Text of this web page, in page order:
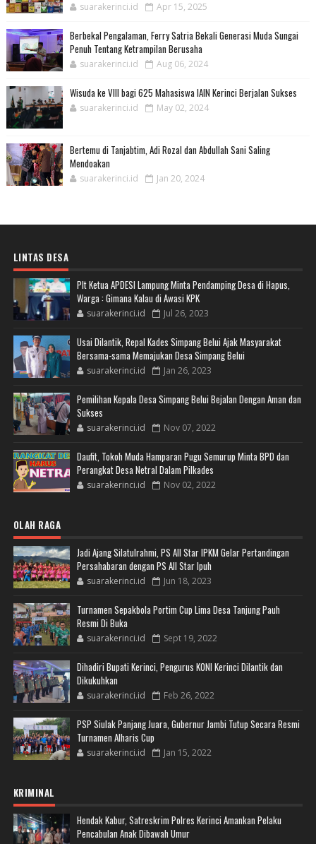
suarakerinci.id Apr 15, 2025
Berbekal Pengalaman, Ferry Satria Bekali Generasi Muda Sungai
Penuh Tentang Ketrampilan Berusaha
suarakerinci.id Aug 06, 2024
Wisuda ke VIII bagi 625 Mahasiswa IAIN Kerinci Berjalan Sukses
suarakerinci.id May 02, 2024
Bertemu di Tanjabtim, Adi Rozal dan Abdullah Sani Saling
Mendoakan
suarakerinci.id Jan 20, 2024
LINTAS DESA
Plt Ketua APDESI Lampung Minta Pendamping Desa di Hapus,
Warga : Gimana Kalau di Awasi KPK
suarakerinci.id Jul 26, 2023
Usai Dilantik, Repal Kades Simpang Belui Ajak Masyarakat
Bersama-sama Memajukan Desa Simpang Belui
suarakerinci.id Jan 26, 2023
Pemilihan Kepala Desa Simpang Belui Bejalan Dengan Aman dan
Sukses
suarakerinci.id Nov 07, 2022
Daufit, Tokoh Muda Hamparan Pugu Semurup Minta BPD dan
Perangkat Desa Netral Dalam Pilkades
suarakerinci.id Nov 02, 2022
OLAH RAGA
Jadi Ajang Silatulrahmi, PS All Star IPKM Gelar Pertandingan
Persahabaran dengan PS All Star Ipuh
suarakerinci.id Jun 18, 2023
Turnamen Sepakbola Portim Cup Lima Desa Tanjung Pauh
Resmi Di Buka
suarakerinci.id Sept 19, 2022
Dihadiri Bupati Kerinci, Pengurus KONI Kerinci Dilantik dan
Dikukuhkan
suarakerinci.id Feb 26, 2022
PSP Siulak Panjang Juara, Gubernur Jambi Tutup Secara Resmi
Turnamen Alharis Cup
suarakerinci.id Jan 15, 2022
KRIMINAL
Hendak Kabur, Satreskrim Polres Kerinci Amankan Pelaku
Pencabulan Anak Dibawah Umur